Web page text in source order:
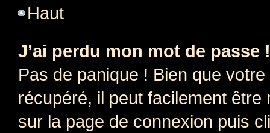
Haut
J’ai perdu mon mot de passe !
Pas de panique ! Bien que
récupéré, il peut facilement
sur la page de connexion puis